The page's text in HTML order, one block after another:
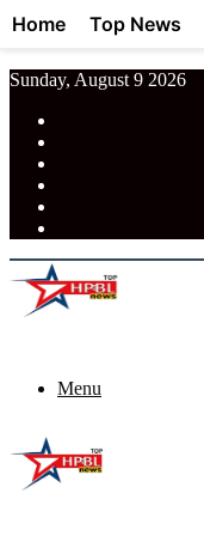
Sunday, August 9 2026
Menu
Home Top News